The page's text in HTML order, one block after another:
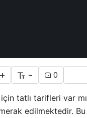
+ - 0
tatlı tarifleri var
edilmektedir.